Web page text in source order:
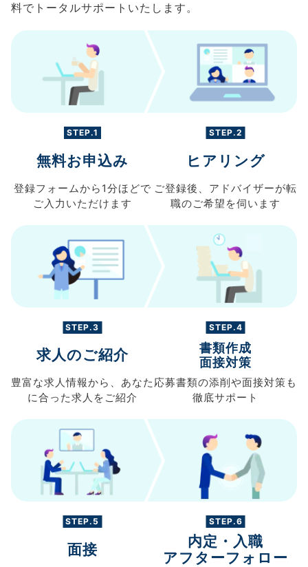
料でトータルサポートいたします。
STEP.1
無料お申込み
登録フォームから 1分ほどで
ご入力 いただけます
STEP.2
ヒアリング
ご登録後、 アドバイザーが転
職のご希望を伺います
STEP.3
求人のご紹介
豊富な求人情報から、 あなた
に合った求人を ご紹介
STEP.4
書類作成
面接対策
応募書類の添削や面接対策も
徹底サポート
STEP.5
面接
STEP.6
内定・入職
アフターフォロー